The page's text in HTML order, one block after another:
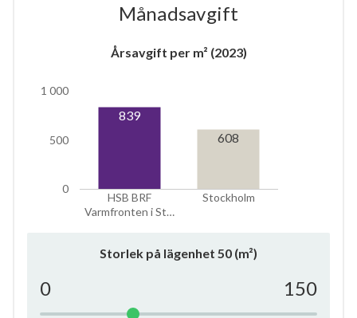
Månadsavgift
Årsavgift per m² (2023)
HSB BRF
Varmfronten i St…
Stockholm
0
500
1 000
839
608
Storlek på lägenhet 50 (m²)
0 150